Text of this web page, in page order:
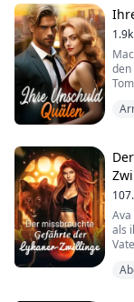
1.9k
den
ei...
als